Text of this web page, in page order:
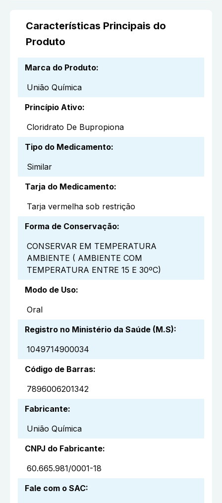
Características Principais do
Produto
Marca do Produto:
União Química
Princípio Ativo:
Cloridrato De Bupropiona
Tipo do Medicamento:
Similar
Tarja do Medicamento:
Tarja vermelha sob restrição
Forma de Conservação:
CONSERVAR EM TEMPERATURA
AMBIENTE ( AMBIENTE COM
TEMPERATURA ENTRE 15 E 30ºC)
Modo de Uso:
Oral
Registro no Ministério da Saúde (M.S):
1049714900034
Código de Barras:
7896006201342
Fabricante:
União Química
CNPJ do Fabricante:
60.665.981/0001-18
Fale com o SAC: